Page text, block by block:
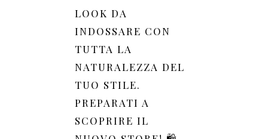
LOOK DA
INDOSSARE CON
TUTTA LA
NATURALEZZA DEL
TUO STILE.
PREPARATI A
SCOPRIRE IL